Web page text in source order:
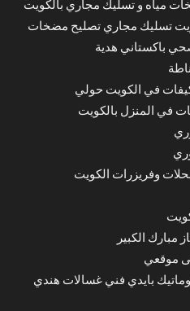
مياه و تسليك مجاري بالكويت
تسليك مجاري تصليح مضخات
باكستاني هدية
في الكويت حولي
في المنزل بالكويت
وفريزرات الكويت
مبارك الكبير
موقعي
بايدي فني غسالات هندي